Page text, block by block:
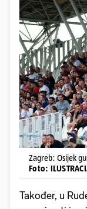
Zagreb: Osijek
Foto:
Također, u